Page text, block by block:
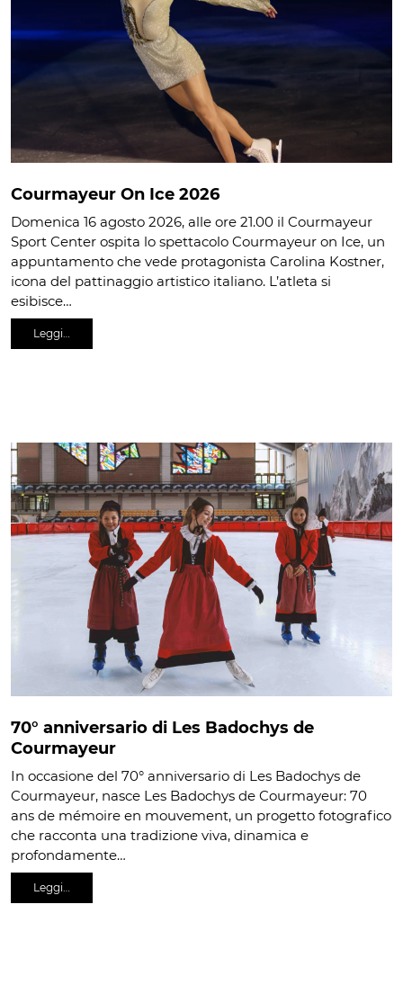
Courmayeur On Ice 2026
Domenica 16 agosto 2026, alle ore 21.00 il Courmayeur
Sport Center ospita lo spettacolo Courmayeur on Ice, un
appuntamento che vede protagonista Carolina Kostner,
icona del pattinaggio artistico italiano. L’atleta si
esibisce…
Leggi…
70° anniversario di Les Badochys de
Courmayeur
In occasione del 70° anniversario di Les Badochys de
Courmayeur, nasce Les Badochys de Courmayeur: 70
ans de mémoire en mouvement, un progetto fotografico
che racconta una tradizione viva, dinamica e
profondamente…
Leggi…